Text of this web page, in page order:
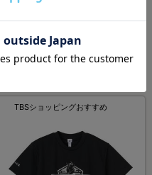
トレーナー（サングラス）
¥7,150（税込）
TBSショッピングおすすめ